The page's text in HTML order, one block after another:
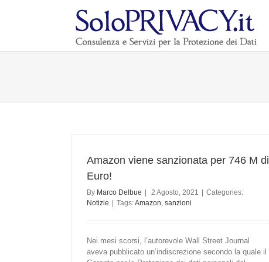
Amazon viene sanzionata per 746 M di
Euro!
By Marco Delbue 2 Agosto, 2021
Categories:
Notizie
Tags:Amazon, sanzioni
Nei mesi scorsi, l’autorevole Wall Street Journal
aveva pubblicato un’indiscrezione secondo la quale il